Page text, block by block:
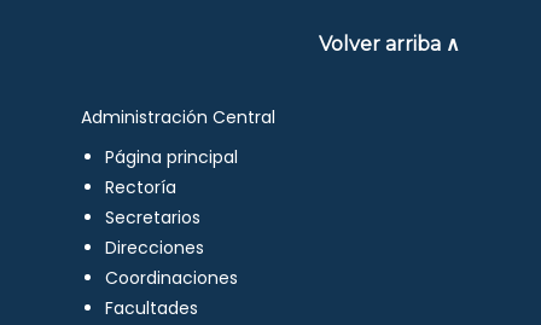
Volver arriba ∧
Administración Central
Página principal
Rectoría
Secretarios
Direcciones
Coordinaciones
Facultades